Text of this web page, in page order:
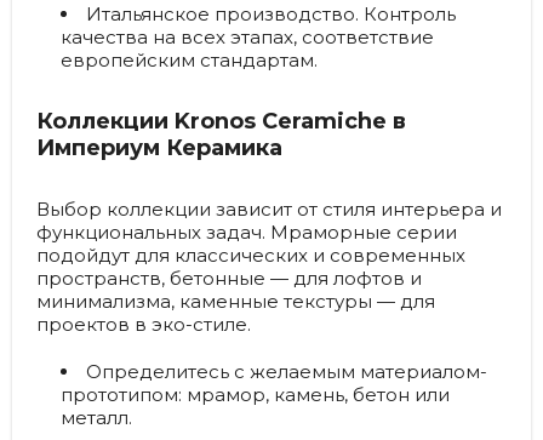
Итальянское производство. Контроль
качества на всех этапах, соответствие
европейским стандартам.
Коллекции Kronos Ceramiche в
Империум Керамика
Выбор коллекции зависит от стиля интерьера и
функциональных задач. Мраморные серии
подойдут для классических и современных
пространств, бетонные — для лофтов и
минимализма, каменные текстуры — для
проектов в эко-стиле.
Определитесь с желаемым материалом-
прототипом: мрамор, камень, бетон или
металл.